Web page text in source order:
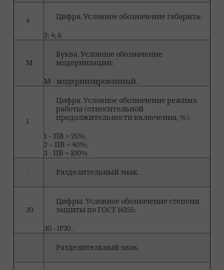
4 Цифра. Условное обозначение габарита:
2; 4; 6
М
Буква. Условное обозначение
модернизации:
М - модернизированный.
1
Цифра. Условное обозначение режима
работы (относительной
продолжительности включения, %):
1 – ПВ = 25%;
2 – ПВ = 40%;
3 - ПВ = 100%.
- Разделительный знак.
30
Цифры. Условное обозначение степени
защиты по ГОСТ 14255:
30 - IP30 .
- Разделительный знак.